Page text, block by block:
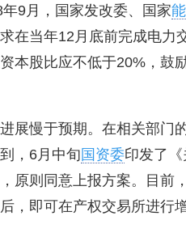
9月，国家发改委、国家
在当年12月底前完成电力
本股比应不低于20%，鼓
展慢于预期。在相关部门
，6月中旬 国资委印发了
原则同意上报方案。目前
，即可在产权交易所进行